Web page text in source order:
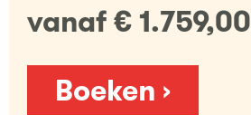
vanaf € 1.759,00
Boeken ›